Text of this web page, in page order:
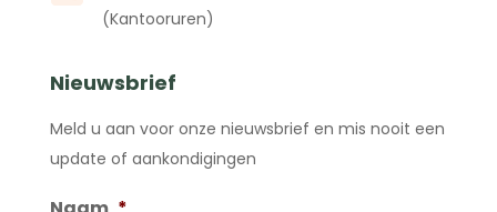
(Kantooruren)
Nieuwsbrief
Meld u aan voor onze nieuwsbrief en mis nooit een
update of aankondigingen